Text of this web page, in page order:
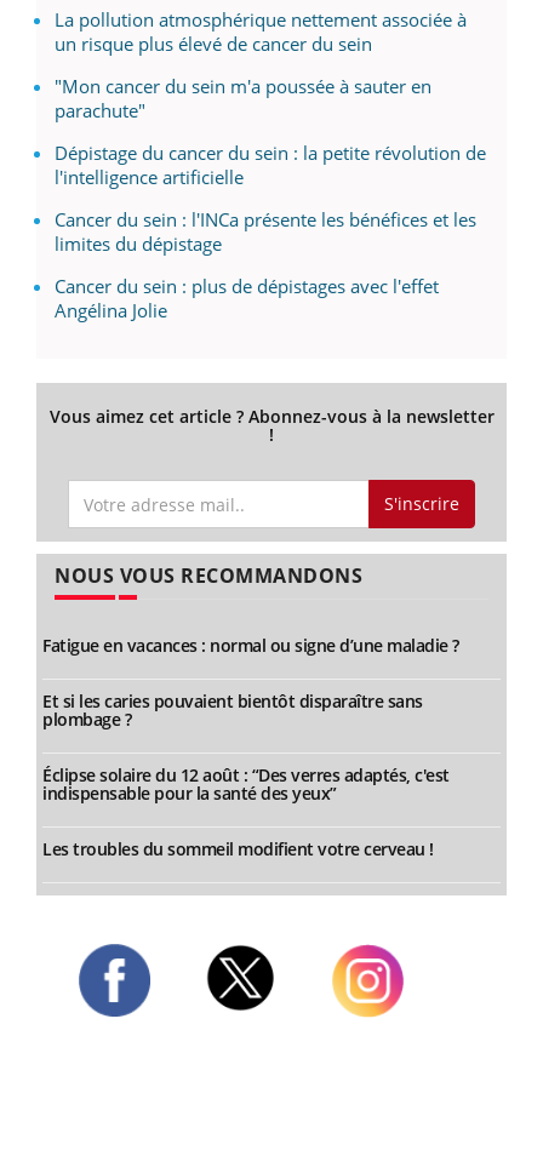
La pollution atmosphérique nettement associée à
un risque plus élevé de cancer du sein
"Mon cancer du sein m'a poussée à sauter en
parachute"
Dépistage du cancer du sein : la petite révolution de
l'intelligence artificielle
Cancer du sein : l'INCa présente les bénéfices et les
limites du dépistage
Cancer du sein : plus de dépistages avec l'effet
Angélina Jolie
Vous aimez cet article ? Abonnez-vous à la newsletter
!
S'inscrire
NOUS VOUS RECOMMANDONS
Fatigue en vacances : normal ou signe d’une maladie ?
Et si les caries pouvaient bientôt disparaître sans
plombage ?
Éclipse solaire du 12 août : “Des verres adaptés, c'est
indispensable pour la santé des yeux”
Les troubles du sommeil modifient votre cerveau !